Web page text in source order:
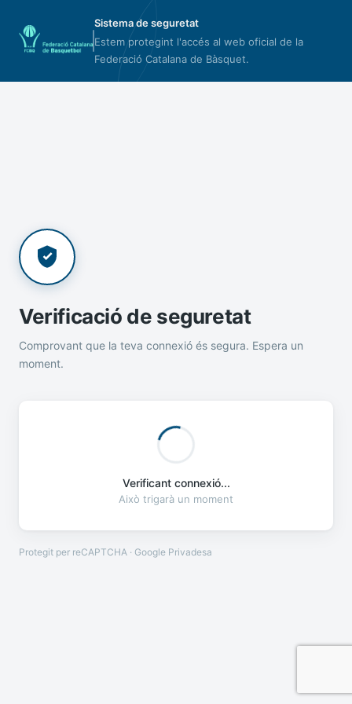
Sistema de seguretat
Estem protegint l'accés al web oficial de la
Federació Catalana de Bàsquet.
Verificació de seguretat
Comprovant que la teva connexió és segura. Espera un
moment.
Verificant connexió...
Això trigarà un moment
Protegit per reCAPTCHA · Google Privadesa